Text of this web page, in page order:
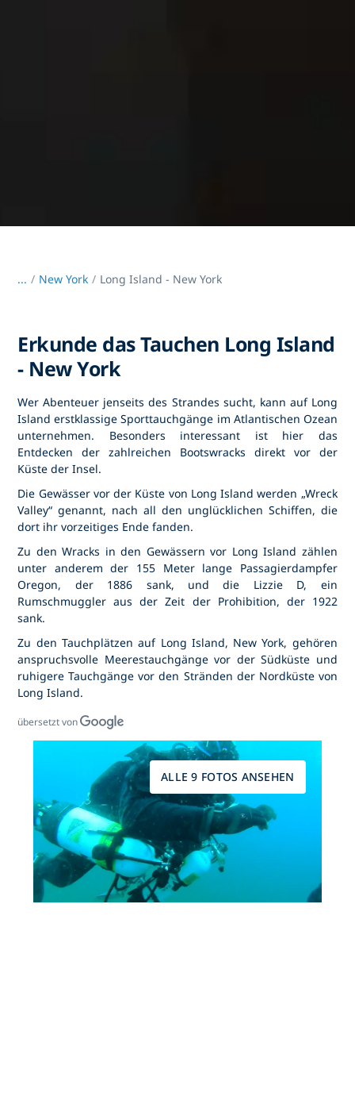
... / New York Long Island - New York
Erkunde das Tauchen Long Island
- New York
Wer Abenteuer jenseits des Strandes sucht, kann auf Long
Island erstklassige Sporttauchgänge im Atlantischen Ozean
unternehmen. Besonders interessant ist hier das
Entdecken der zahlreichen Bootswracks direkt vor der
Küste der Insel.
Die Gewässer vor der Küste von Long Island werden „Wreck
Valley“ genannt, nach all den unglücklichen Schiffen, die
dort ihr vorzeitiges Ende fanden.
Zu den Wracks in den Gewässern vor Long Island zählen
unter anderem der 155 Meter lange Passagierdampfer
Oregon, der 1886 sank, und die Lizzie D, ein
Rumschmuggler aus der Zeit der Prohibition, der 1922
sank.
Zu den Tauchplätzen auf Long Island, New York, gehören
anspruchsvolle Meerestauchgänge vor der Südküste und
ruhigere Tauchgänge vor den Stränden der Nordküste von
Long Island.
übersetzt von
ALLE 9 FOTOS ANSEHEN